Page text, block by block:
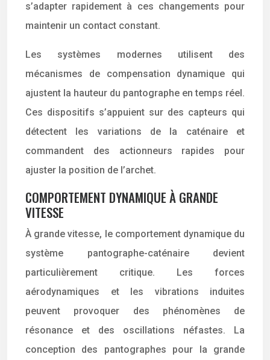
s’adapter rapidement à ces changements pour
maintenir un contact constant.
Les systèmes modernes utilisent des
mécanismes de compensation dynamique qui
ajustent la hauteur du pantographe en temps réel.
Ces dispositifs s’appuient sur des capteurs qui
détectent les variations de la caténaire et
commandent des actionneurs rapides pour
ajuster la position de l’archet.
COMPORTEMENT DYNAMIQUE À GRANDE
VITESSE
À grande vitesse, le comportement dynamique du
système pantographe-caténaire devient
particulièrement critique. Les forces
aérodynamiques et les vibrations induites
peuvent provoquer des phénomènes de
résonance et des oscillations néfastes. La
conception des pantographes pour la grande